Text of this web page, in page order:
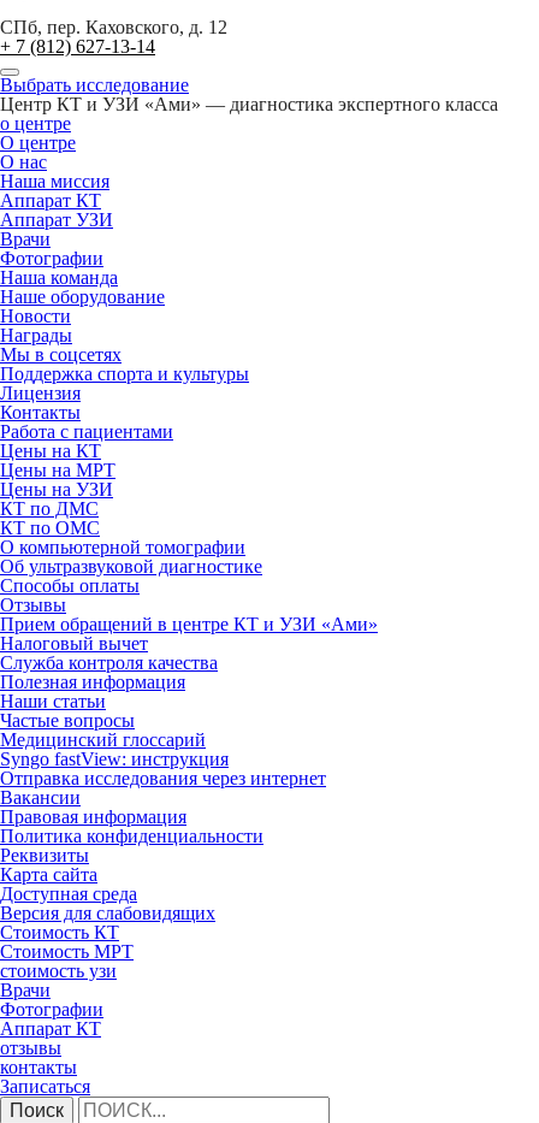
СПб, пер. Каховского, д. 12
+ 7 (812) 627-13-14
Выбрать исследование
Центр КТ и УЗИ «Ами» — диагностика экспертного класса
о центре
О центре
О нас
Наша миссия
Аппарат КТ
Аппарат УЗИ
Врачи
Фотографии
Наша команда
Наше оборудование
Новости
Награды
Мы в соцсетях
Поддержка спорта и культуры
Лицензия
Контакты
Работа с пациентами
Цены на КТ
Цены на МРТ
Цены на УЗИ
КТ по ДМС
КТ по ОМС
О компьютерной томографии
Об ультразвуковой диагностике
Способы оплаты
Отзывы
Прием обращений в центре КТ и УЗИ «Ами»
Налоговый вычет
Служба контроля качества
Полезная информация
Наши статьи
Частые вопросы
Медицинский глоссарий
Syngo fastView: инструкция
Отправка исследования через интернет
Вакансии
Правовая информация
Политика конфиденциальности
Реквизиты
Карта сайта
Доступная среда
Версия для слабовидящих
Стоимость КТ
Стоимость МРТ
стоимость узи
Врачи
Фотографии
Аппарат КТ
отзывы
контакты
Записаться
Поиск